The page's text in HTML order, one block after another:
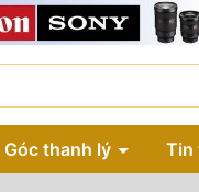
Góc thanh lý Tin